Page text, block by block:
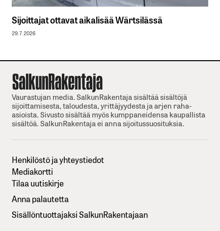
Sijoittajat ottavat aikalisää Wärtsilässä
29.7.2026
Vaurastujan media. SalkunRakentaja sisältää sisältöjä
sijoittamisesta, taloudesta, yrittäjyydesta ja arjen raha-
asioista. Sivusto sisältää myös kumppaneidensa kaupallista
sisältöä. SalkunRakentaja ei anna sijoitussuosituksia.
Henkilöstö ja yhteystiedot
Mediakortti
Tilaa uutiskirje
Anna palautetta
Sisällöntuottajaksi SalkunRakentajaan